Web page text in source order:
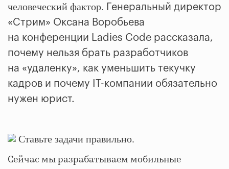
человеческий фактор. Генеральный директор
«Стрим» Оксана Воробьева
на конференции Ladies Code рассказала,
почему нельзя брать разработчиков
на «удаленку», как уменьшить текучку
кадров и почему IT-компании обязательно
нужен юрист.
Ставьте задачи правильно.
Сейчас мы разрабатываем мобильные